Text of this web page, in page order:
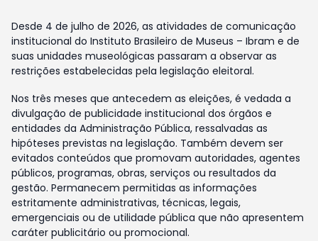
Desde 4 de julho de 2026, as atividades de comunicação
institucional do Instituto Brasileiro de Museus – Ibram e de
suas unidades museológicas passaram a observar as
restrições estabelecidas pela legislação eleitoral.
Nos três meses que antecedem as eleições, é vedada a
divulgação de publicidade institucional dos órgãos e
entidades da Administração Pública, ressalvadas as
hipóteses previstas na legislação. Também devem ser
evitados conteúdos que promovam autoridades, agentes
públicos, programas, obras, serviços ou resultados da
gestão. Permanecem permitidas as informações
estritamente administrativas, técnicas, legais,
emergenciais ou de utilidade pública que não apresentem
caráter publicitário ou promocional.